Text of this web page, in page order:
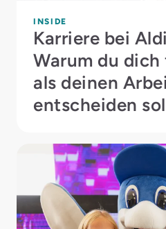
INSIDE
Karriere bei
Warum du
als deinen
entscheiden